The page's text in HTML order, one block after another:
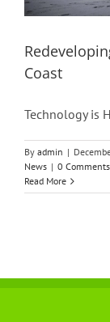
Coast
Technology is
By admin |
News | 0 Comments
Read More